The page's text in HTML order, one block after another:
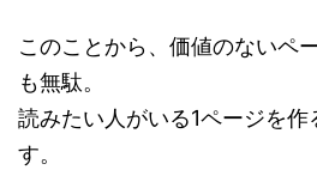
このことから、価値のないペ
も無駄。
読みたい人がいる1ページを作
す。